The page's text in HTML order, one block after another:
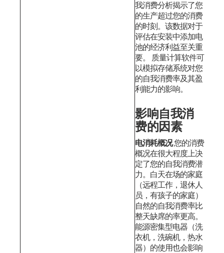
我消费分析揭示了您
的生产超过您的消费
的时刻。该数据对于
评估在安装中添加电
池的经济利益至关重
要。
质量计算软件可
以模拟存储系统对您
的自我消费率及其盈
利能力的影响。
影响自我消
费的因素
电消耗概况您的消费
概况在很大程度上决
定了您的自我消费潜
力。白天在场的家庭
（远程工作，退休人
员，有孩子的家庭）
自然的自我消费率比
整天缺席的率更高。
能源密集型电器（洗
衣机，洗碗机，热水
器）的使用也会影响